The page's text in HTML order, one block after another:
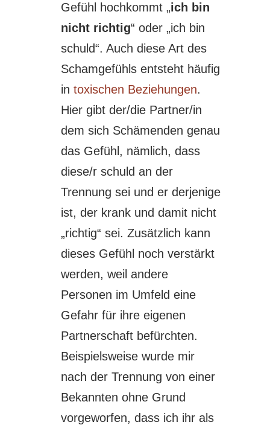
Gefühl hochkommt „ich bin
nicht richtig“ oder „ich bin
schuld“. Auch diese Art des
Schamgefühls entsteht häufig
in toxischen Beziehungen.
Hier gibt der/die Partner/in
dem sich Schämenden genau
das Gefühl, nämlich, dass
diese/r schuld an der
Trennung sei und er derjenige
ist, der krank und damit nicht
„richtig“ sei. Zusätzlich kann
dieses Gefühl noch verstärkt
werden, weil andere
Personen im Umfeld eine
Gefahr für ihre eigenen
Partnerschaft befürchten.
Beispielsweise wurde mir
nach der Trennung von einer
Bekannten ohne Grund
vorgeworfen, dass ich ihr als